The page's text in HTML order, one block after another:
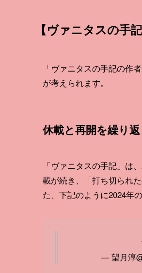
【ヴァニタスの手
「ヴァニタスの手記の作
が考えられます。
休載と再開を繰り
「ヴァニタスの手記」は
載が続き、「打ち切られ
た、下記のように2024年
— 望月淳